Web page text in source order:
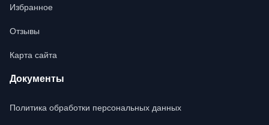
Избранное
Отзывы
Карта сайта
Документы
Политика обработки персональных данных